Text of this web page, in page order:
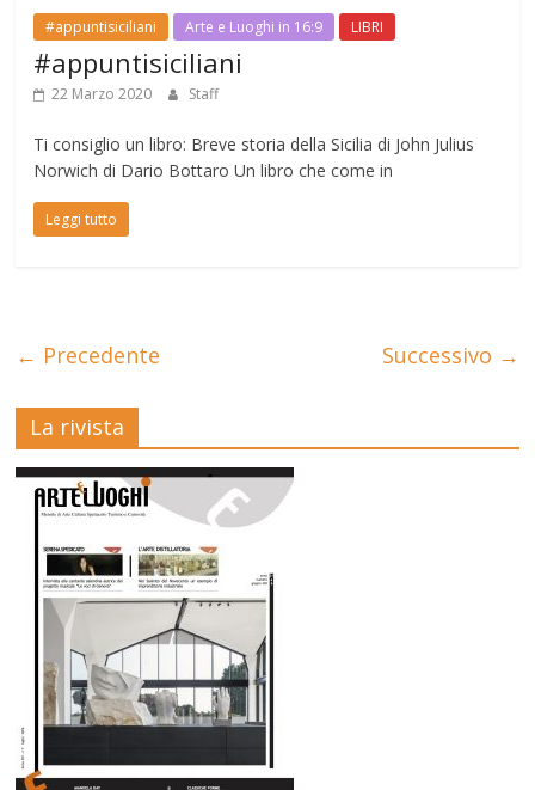
#appuntisiciliani Arte e Luoghi in 16:9 LIBRI
#appuntisiciliani
22 Marzo 2020 Staff
Ti consiglio un libro: Breve storia della Sicilia di John Julius
Norwich di Dario Bottaro Un libro che come in
Leggi tutto
← Precedente Successivo →
La rivista